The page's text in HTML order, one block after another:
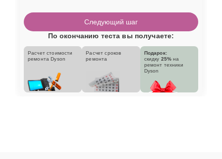
Следующий шаг
По окончанию теста вы получаете:
Расчет стоимости
ремонта Dyson
Расчет сроков
ремонта
Подарок:
скидку 25% на
ремонт техники
Dyson